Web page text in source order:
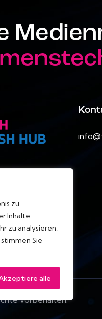
zu
Inhalte
zu analysieren.
Sie
alle
vorbehalten.